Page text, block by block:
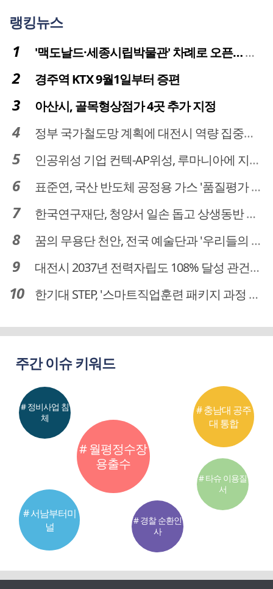
랭킹뉴스
'맥도날드·세종시립박물관' 차례로 오픈… 고운동 정주여건 좋아진다
경주역 KTX 9월1일부터 증편
아산시, 골목형상점가 4곳 추가 지정
정부 국가철도망 계획에 대전시 역량 집중해야
인공위성 기업 컨텍-AP위성, 루마니아에 지상국 시스템 전수
표준연, 국산 반도체 공정용 가스 '품질평가 체계' 구축
한국연구재단, 청양서 일손 돕고 상생동반 친구맺기 봉사활동
꿈의 무용단 천안, 전국 예술단과 '우리들의 하모니' 선보여
대전시 2037년 전력자립도 108% 달성 관건은 '주민 수용성'
한기대 STEP, '스마트직업훈련 패키지 과정 3기' 모집
주간 이슈 키워드
# 월평정수장
용출수
# 서남부터미
널
# 충남대 공주
대 통합
# 정비사업 침
체
# 경찰 순환인
사
# 타슈 이용질
서